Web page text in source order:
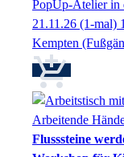
PopUp-Atelier in
21.11.26 (1-mal)
Kempten
Flusssteine